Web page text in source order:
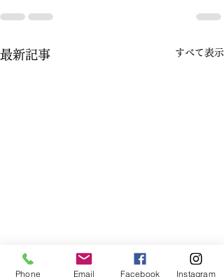
最新記事 すべて表示
Phone Email Facebook Instagram